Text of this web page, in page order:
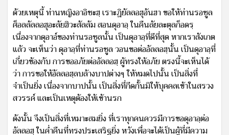
ด้วยเหตุนี้ ท่านหญิงอาอิชะฮฺ เราะฎิยัลลอฮุอันฮา ขอให้ท่านรอซูล
ศ็อลลัลลอฮุอะลัยฮิวะสัลลัม สอนดุอาอฺ ในคืนลัยละตุลก็อดรฺ
เนื่องจากดุอาอ์ของท่านรอซูลนั้น เป็นดุอาอฺที่ดีที่สุด หากเราสังเกต
แล้ว จะเห็นว่า ดุอาอฺที่ท่านรอซูล วอนขอต่ออัลลอฮฺนั้น เป็นดุอาอฺที่
เกี่ยวข้องกับ การขออภัยต่ออัลลอฮฺ ผู้ทรงให้อภัย ตรงนี้จะเห็นได้
ว่า การขอให้อัลลอฮฺลบล้างบาปต่างๆ ให้หมดไปนั้น เป็นสิ่งที่
จำเป็นยิ่ง เนื่องจากบาปนั้น เป็นสิ่งที่กีดกั้นมิให้บุคคลเข้าในสรวง
สวรรค์ และเป็นเหตุต้องให้เข้านรก
ดังนั้น จึงเป็นสิ่งที่เหมาะสมยิ่ง ที่เราทุกคนควรมีการขอดุอาอฺต่อ
อัลลอฮฺ ในค่ำคืนที่ทรงประเสริฐยิ่ง หวังเพื่อจะได้เป็นผู้ที่มีความ